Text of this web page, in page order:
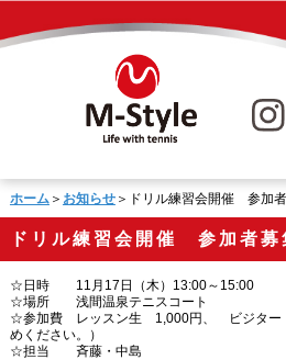
ホーム＞ お知らせ＞ドリル練習会開催 参加者
ドリル練習会開催 参加者募
☆日時 11月17日（木）13:00～15:00
☆場所 浅間温泉テニスコート
☆参加費 レッスン生 1,000円、 ビジター
めください。）
☆担当 斉藤・中島